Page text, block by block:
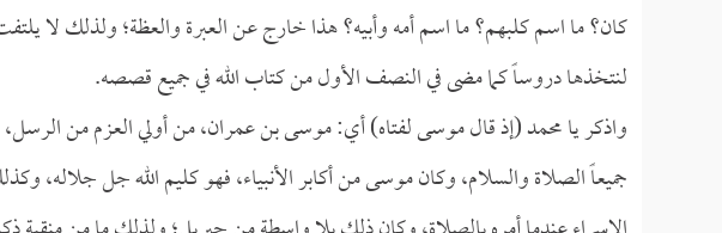
كان؟ ما اسم كلبهم؟ ما اسم أمه وأبيه؟ هذا خارج عن العبرة والعظة؛ ولذلك لا يلتفت
لنتخذها دروساً كما مضى في النصف الأول من كتاب الله في جميع قصصه.
واذكر يا محمد (إذ قال موسى لفتاه) أي: موسى بن عمران، من أولي العزم من
جميعاً الصلاة والسلام، وكان موسى من أكابر الأنبياء، فهو كليم الله جل جلاله،